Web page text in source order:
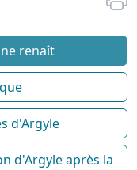
renaît
d'Argyle
d'Argyle après la